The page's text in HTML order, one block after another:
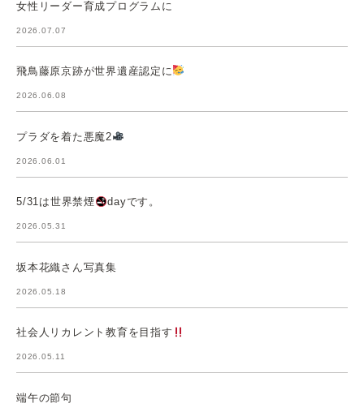
女性リーダー育成プログラムに
2026.07.07
飛鳥藤原京跡が世界遺産認定に
2026.06.08
プラダを着た悪魔2
2026.06.01
5/31は世界禁煙 dayです。
2026.05.31
坂本花織さん写真集
2026.05.18
社会人リカレント教育を目指す
2026.05.11
端午の節句